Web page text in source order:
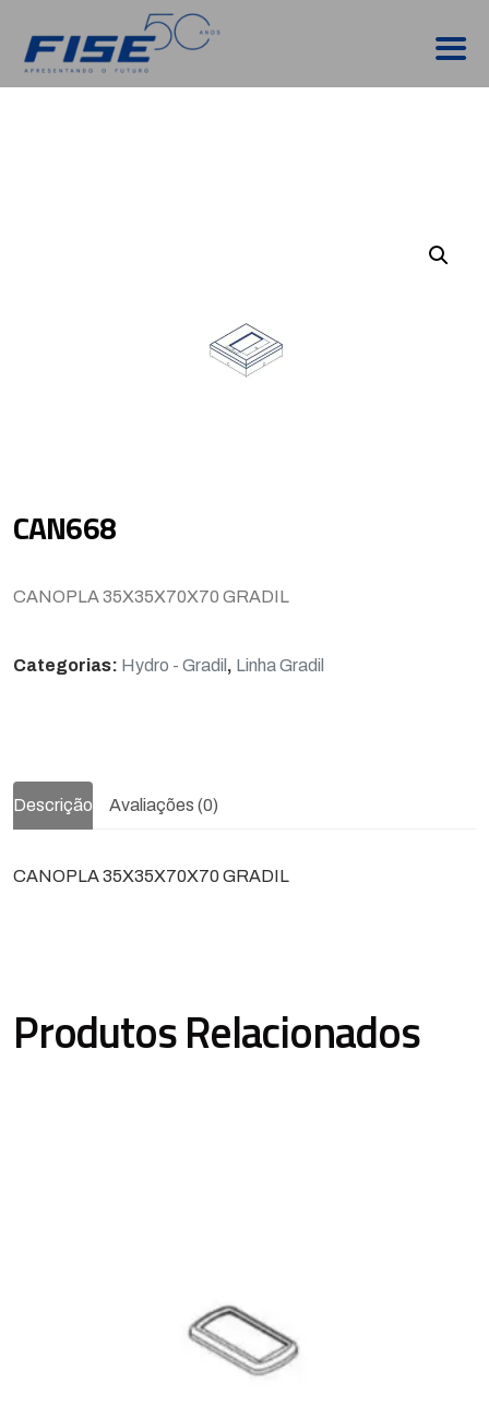
CAN668
CANOPLA 35X35X70X70 GRADIL
Categorias: Hydro - Gradil , Linha Gradil
Descrição Avaliações (0)
CANOPLA 35X35X70X70 GRADIL
Produtos Relacionados